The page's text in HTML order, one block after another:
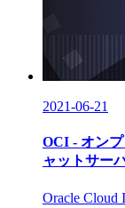
2021-06-21
OCI - オン
ャットサー
Oracle